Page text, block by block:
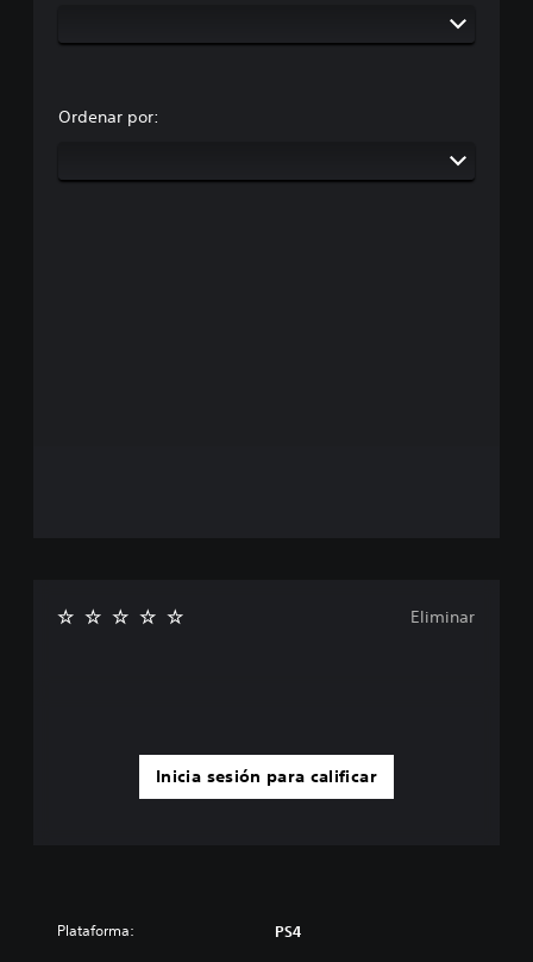
Ordenar por:
Inicia sesión para calificar
Eliminar
Plataforma: PS4